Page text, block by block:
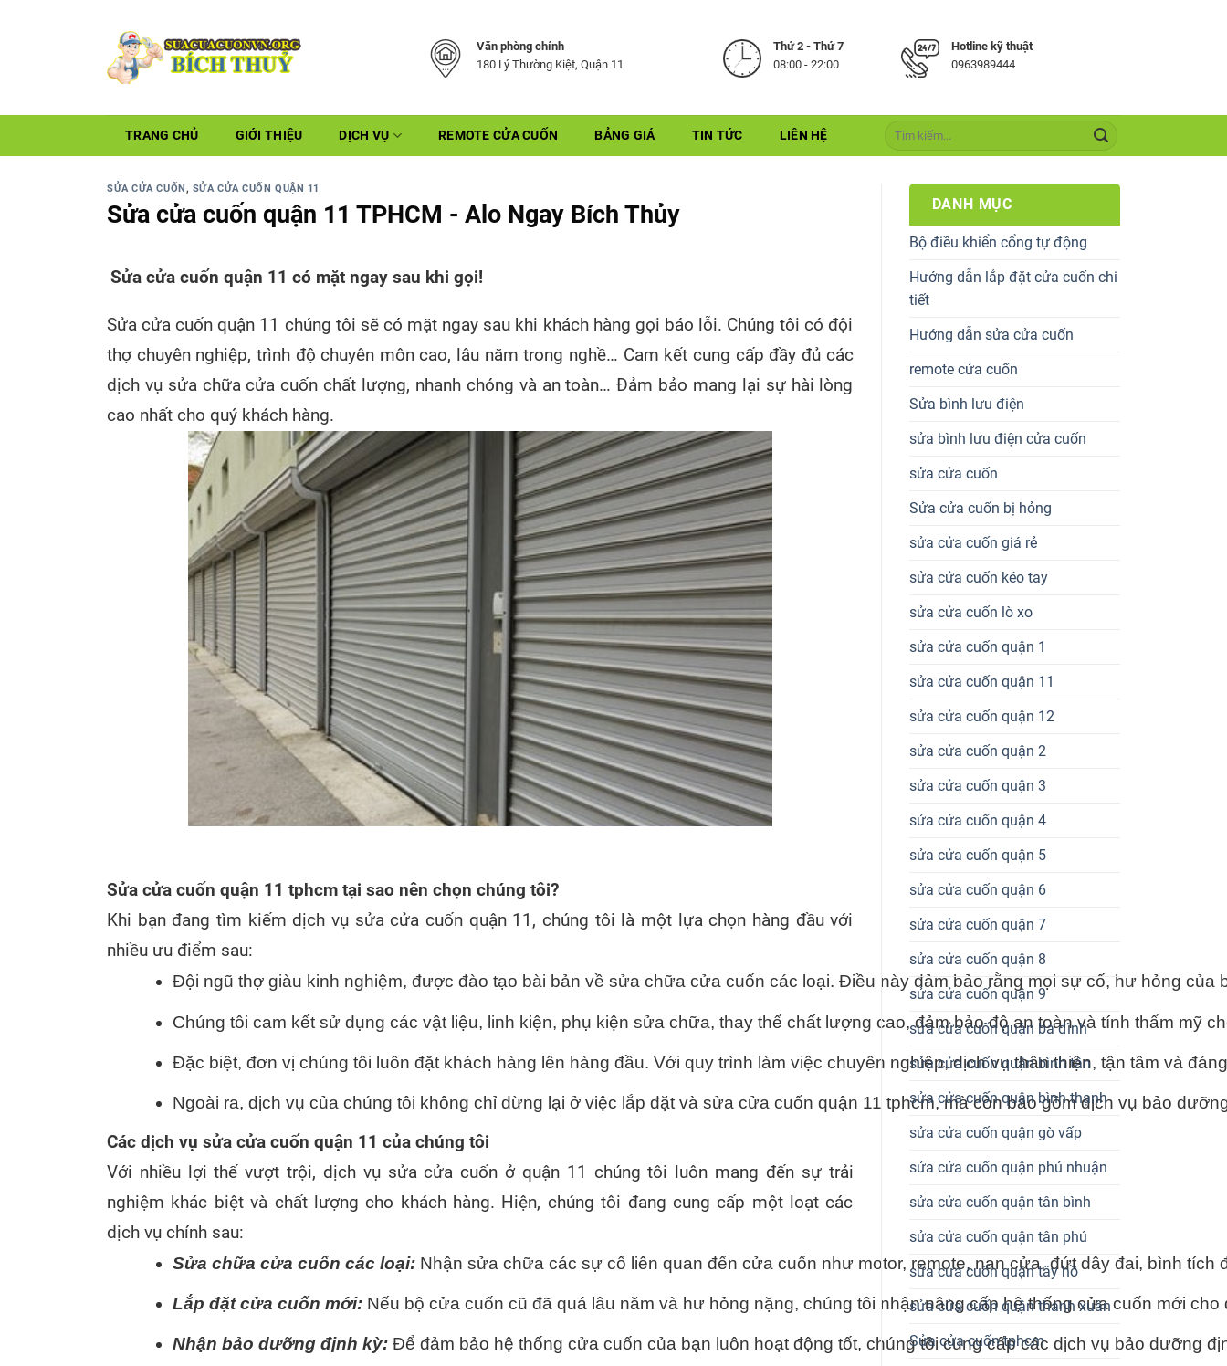
Văn phòng chính
180 Lý Thường Kiệt, Quận 11
Thứ 2 - Thứ 7
08:00 - 22:00
Hotline kỹ thuật
0963989444
TRANG CHỦ GIỚI THIỆU DỊCH VỤ REMOTE CỬA CUỐN BẢNG GIÁ TIN TỨC LIÊN HỆ
SỬA CỬA CUỐN, SỬA CỬA CUỐN QUẬN 11
Sửa cửa cuốn quận 11 TPHCM - Alo Ngay Bích Thủy
Sửa cửa cuốn quận 11 có mặt ngay sau khi gọi!
Sửa cửa cuốn quận 11 chúng tôi sẽ có mặt ngay sau khi khách hàng gọi báo lỗi. Chúng tôi có đội
thợ chuyên nghiệp, trình độ chuyên môn cao, lâu năm trong nghề… Cam kết cung cấp đầy đủ các
dịch vụ sửa chữa cửa cuốn chất lượng, nhanh chóng và an toàn… Đảm bảo mang lại sự hài lòng
cao nhất cho quý khách hàng.
Sửa cửa cuốn quận 11 tphcm tại sao nên chọn chúng tôi?
Khi bạn đang tìm kiếm dịch vụ sửa cửa cuốn quận 11, chúng tôi là một lựa chọn hàng đầu với
nhiều ưu điểm sau:
Đội ngũ thợ giàu kinh nghiệm, được đào tạo bài bản về sửa chữa cửa cuốn các loại. Điều này đảm bảo rằng mọi sự cố, hư hỏng
Chúng tôi cam kết sử dụng các vật liệu, linh kiện, phụ kiện sửa chữa, thay thế chất lượng cao, đảm bảo độ an toàn và tính thẩm mỹ
Đặc biệt, đơn vị chúng tôi luôn đặt khách hàng lên hàng đầu. Với quy trình làm việc chuyên nghiệp, dịch vụ thân thiện, tận tâm và
Ngoài ra, dịch vụ của chúng tôi không chỉ dừng lại ở việc lắp đặt và sửa cửa cuốn quận 11 tphcm, mà còn bao gồm dịch vụ bảo
Các dịch vụ sửa cửa cuốn quận 11 của chúng tôi
Với nhiều lợi thế vượt trội, dịch vụ sửa cửa cuốn ở quận 11 chúng tôi luôn mang đến sự trải
nghiệm khác biệt và chất lượng cho khách hàng. Hiện, chúng tôi đang cung cấp một loạt các
dịch vụ chính sau:
Sửa chữa cửa cuốn các loại: Nhận sửa chữa các sự cố liên quan đến cửa cuốn như motor, remote, nan cửa, đứt dây đai, bình
Lắp đặt cửa cuốn mới: Nếu bộ cửa cuốn cũ đã quá lâu năm và hư hỏng nặng, chúng tôi nhận nâng cấp hệ thống cửa cuốn mới
Nhận bảo dưỡng định kỳ: Để đảm bảo hệ thống cửa cuốn của bạn luôn hoạt động tốt, chúng tôi cung cấp các dịch vụ bảo dưỡng
DANH MỤC
Bộ điều khiển cổng tự động
Hướng dẫn lắp đặt cửa cuốn chi
tiết
Hướng dẫn sửa cửa cuốn
remote cửa cuốn
Sửa bình lưu điện
sửa bình lưu điện cửa cuốn
sửa cửa cuốn
Sửa cửa cuốn bị hỏng
sửa cửa cuốn giá rẻ
sửa cửa cuốn kéo tay
sửa cửa cuốn lò xo
sửa cửa cuốn quận 1
sửa cửa cuốn quận 11
sửa cửa cuốn quận 12
sửa cửa cuốn quận 2
sửa cửa cuốn quận 3
sửa cửa cuốn quận 4
sửa cửa cuốn quận 5
sửa cửa cuốn quận 6
sửa cửa cuốn quận 7
sửa cửa cuốn quận 8
sửa cửa cuốn quận 9
sửa cửa cuốn quận ba đình
sửa cửa cuốn quận bình tân
sửa cửa cuốn quận bình thạnh
sửa cửa cuốn quận gò vấp
sửa cửa cuốn quận phú nhuận
sửa cửa cuốn quận tân bình
sửa cửa cuốn quận tân phú
sửa cửa cuốn quận tây hồ
sửa cửa cuốn quận thanh xuân
Sửa cửa cuốn tphcm